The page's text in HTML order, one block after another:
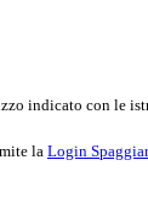
indicato con le
la Login